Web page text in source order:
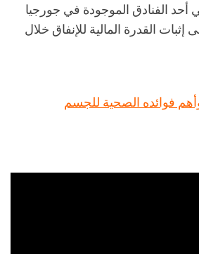
أحد الفنادق الموجودة في جورجيا
إثبات القدرة المالية للإنفاق خلال
فوائده الصحية للجسم